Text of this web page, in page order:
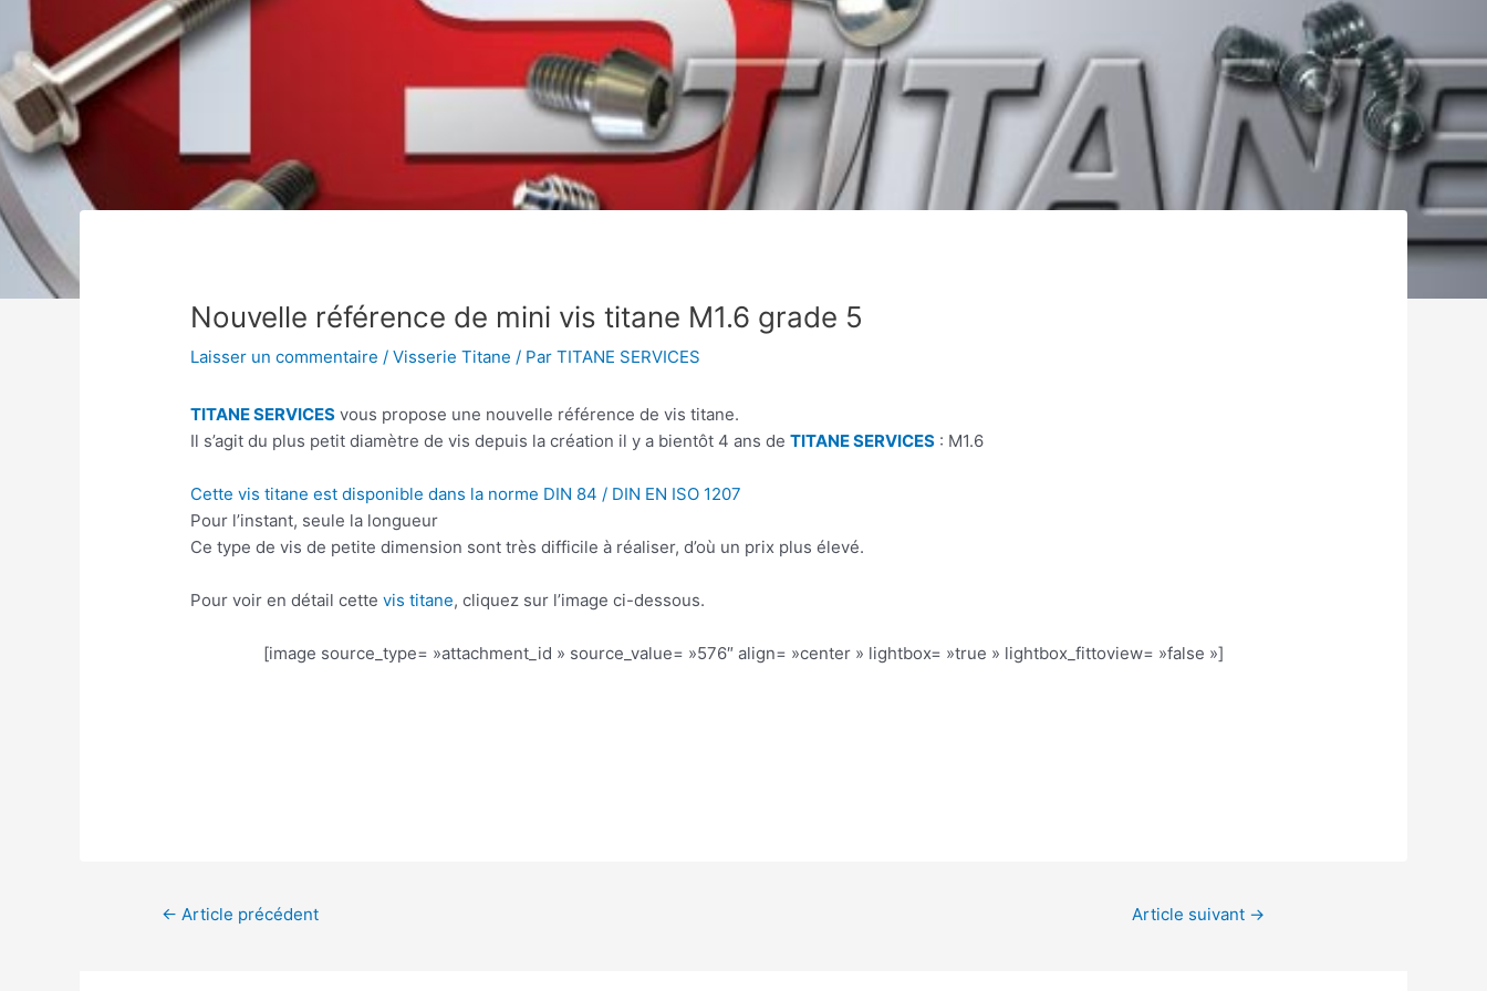
Nouvelle référence de mini vis titane M1.6 grade 5
Laisser un commentaire /Visserie Titane / ParTITANE SERVICES
TITANE SERVICES vous propose une nouvelle référence de vis titane.
Il s’agit du plus petit diamètre de vis depuis la création il y a bientôt 4 ans deTITANE SERVICES : M1.6
Cette vis titane est disponible dans la norme DIN 84 / DIN EN ISO 1207
Pour l’instant, seule la longueur
Ce type de vis de petite dimension sont très difficile à réaliser, d’où un prix plus élevé.
Pour voir en détail cettevis titane, cliquez sur l’image ci-dessous.
[image source_type= »attachment_id » source_value= »576″ align= »center » lightbox= »true » lightbox_fittoview= »false »]
← Article précédent Article suivant →